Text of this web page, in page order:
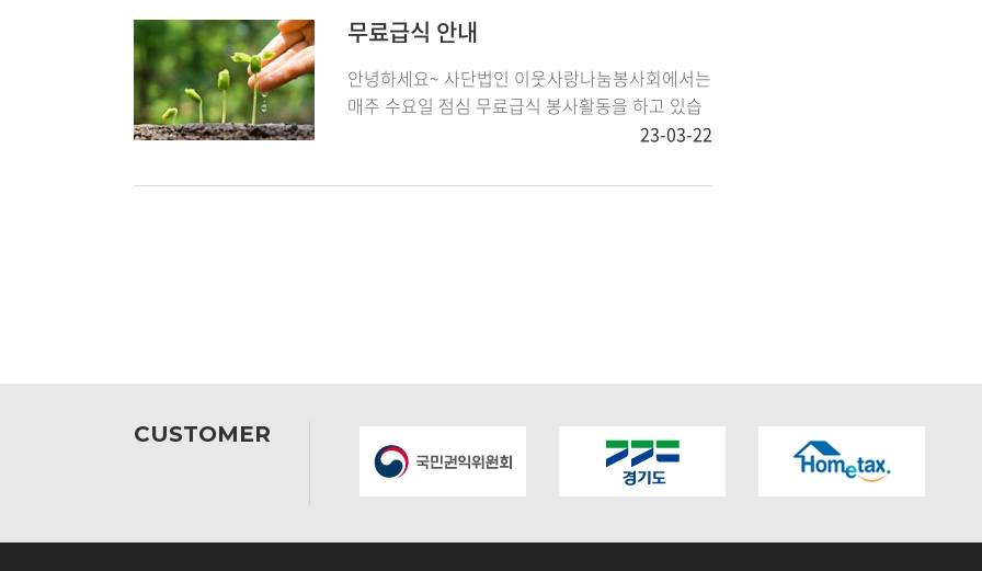
무료급식 안내
안녕하세요~ 사단법인 이웃사랑나눔봉사회에서는
매주 수요일 점심 무료급식 봉사활동을 하고 있습
니다, 일 시 : 매 주 수요일 12시 장 소 : 경기도..
23-03-22
CUSTOMER